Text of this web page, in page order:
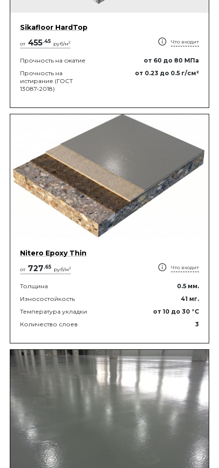
Sikafloor HardTop
от 455.45 руб/м2 Что входит
Прочность на сжатие от 60 до 80 МПа
Прочность на
истирание (ГОСТ
13087-2018)
от 0.23 до 0.5 г/см²
Nitero Epoxy Thin
от 727.65 руб/м2 Что входит
Толщина 0.5 мм.
Износостойкость
41 мг.
Температура укладки
от 10 до 30 °C
Количество слоев
3